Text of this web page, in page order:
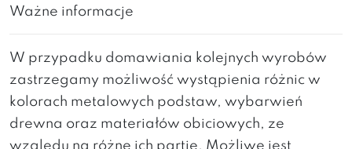
Ważne informacje
W przypadku domawiania kolejnych wyrobów
zastrzegamy możliwość wystąpienia różnic w
kolorach metalowych podstaw, wybarwień
drewna oraz materiałów obiciowych, ze
względu na różne ich partie. Możliwe jest